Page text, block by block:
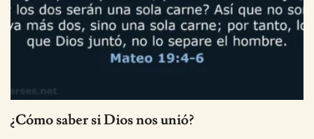
¿Cómo saber si Dios nos unió?